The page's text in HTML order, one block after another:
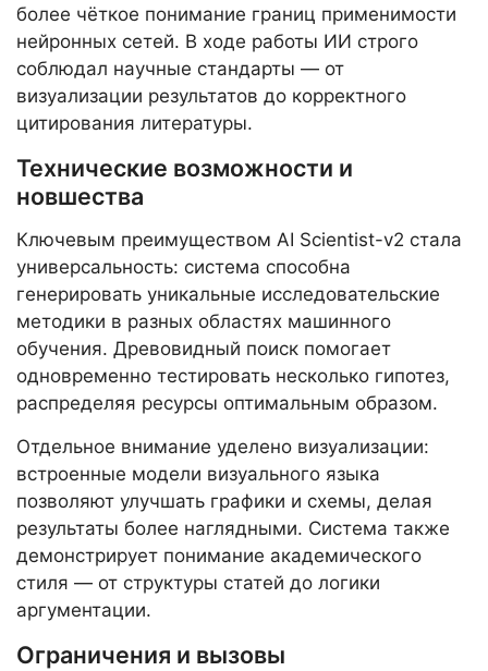
более чёткое понимание границ применимости
нейронных сетей. В ходе работы ИИ строго
соблюдал научные стандарты — от
визуализации результатов до корректного
цитирования литературы.
Технические возможности и
новшества
Ключевым преимуществом AI Scientist-v2 стала
универсальность: система способна
генерировать уникальные исследовательские
методики в разных областях машинного
обучения. Древовидный поиск помогает
одновременно тестировать несколько гипотез,
распределяя ресурсы оптимальным образом.
Отдельное внимание уделено визуализации:
встроенные модели визуального языка
позволяют улучшать графики и схемы, делая
результаты более наглядными. Система также
демонстрирует понимание академического
стиля — от структуры статей до логики
аргументации.
Ограничения и вызовы